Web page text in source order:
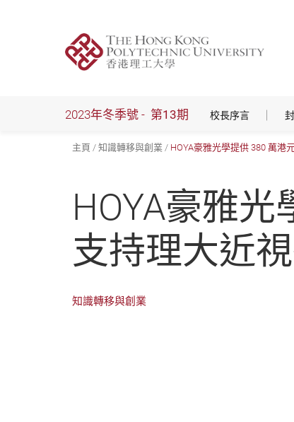
2023年冬季號 - 第13期 校長序言
主頁 知識轉移與創業 HOYA豪雅光學提供 380 萬港
HOYA豪雅
支持理大近
知識轉移與創業